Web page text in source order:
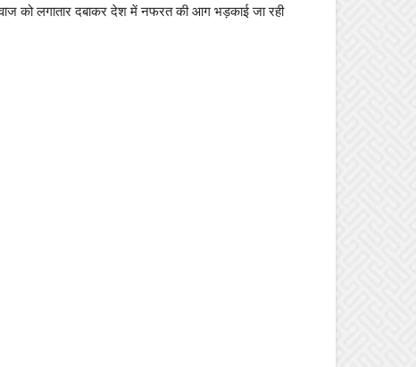
को लगातार दबाकर देश में नफरत की आग भड़काई जा रही